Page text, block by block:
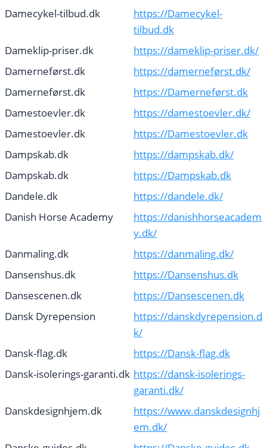
Damecykel-tilbud.dk
https://Damecykel-
tilbud.dk
Dameklip-priser.dk
https://dameklip-priser.dk/
Damerneførst.dk
https://damerneførst.dk/
Damerneførst.dk
https://Damerneførst.dk
Damestoevler.dk
https://damestoevler.dk/
Damestoevler.dk
https://Damestoevler.dk
Dampskab.dk
https://dampskab.dk/
Dampskab.dk
https://Dampskab.dk
Dandele.dk
https://dandele.dk/
Danish Horse Academy
https://danishhorseacadem
y.dk/
Danmaling.dk
https://danmaling.dk/
Dansenshus.dk
https://Dansenshus.dk
Dansescenen.dk
https://Dansescenen.dk
Dansk Dyrepension
https://danskdyrepension.d
k/
Dansk-flag.dk
https://Dansk-flag.dk
Dansk-isolerings-garanti.dk https://dansk-isolerings-
garanti.dk/
Danskdesignhjem.dk
https://www.danskdesignhj
em.dk/